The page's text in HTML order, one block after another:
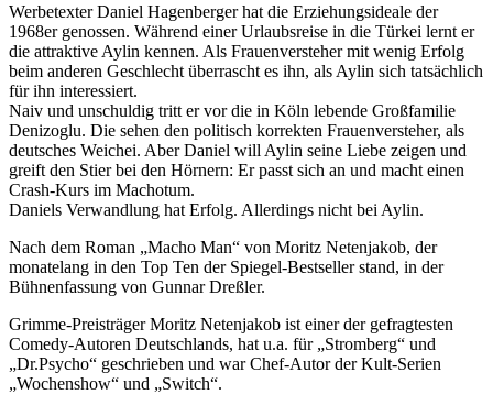
Werbetexter Daniel Hagenberger hat die Erziehungsideale der
1968er genossen. Während einer Urlaubsreise in die Türkei lernt er
die attraktive Aylin kennen. Als Frauenversteher mit wenig Erfolg
beim anderen Geschlecht überrascht es ihn, als Aylin sich tatsächlich
für ihn interessiert.
Naiv und unschuldig tritt er vor die in Köln lebende Großfamilie
Denizoglu. Die sehen den politisch korrekten Frauenversteher, als
deutsches Weichei. Aber Daniel will Aylin seine Liebe zeigen und
greift den Stier bei den Hörnern: Er passt sich an und macht einen
Crash-Kurs im Machotum.
Daniels Verwandlung hat Erfolg. Allerdings nicht bei Aylin.
Nach dem Roman „Macho Man“ von Moritz Netenjakob, der
monatelang in den Top Ten der Spiegel-Bestseller stand, in der
Bühnenfassung von Gunnar Dreßler.
Grimme-Preisträger Moritz Netenjakob ist einer der gefragtesten
Comedy-Autoren Deutschlands, hat u.a. für „Stromberg“ und
„Dr.Psycho“ geschrieben und war Chef-Autor der Kult-Serien
„Wochenshow“ und „Switch“.